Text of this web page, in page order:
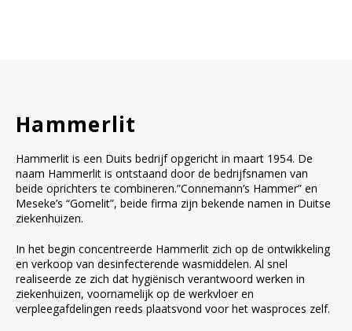
Hammerlit
Hammerlit is een Duits bedrijf opgericht in maart 1954. De
naam Hammerlit is ontstaand door de bedrijfsnamen van
beide oprichters te combineren.”Connemann’s Hammer” en
Meseke’s “Gomelit”, beide firma zijn bekende namen in Duitse
ziekenhuizen.
In het begin concentreerde Hammerlit zich op de ontwikkeling
en verkoop van desinfecterende wasmiddelen. Al snel
realiseerde ze zich dat hygiënisch verantwoord werken in
ziekenhuizen, voornamelijk op de werkvloer en
verpleegafdelingen reeds plaatsvond voor het wasproces zelf.